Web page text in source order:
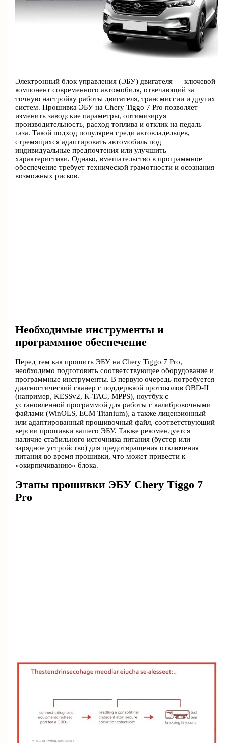
Электронный блок управления (ЭБУ) двигателя — ключевой
компонент современного автомобиля, отвечающий за
точную настройку работы двигателя, трансмиссии и других
систем. Прошивка ЭБУ на Chery Tiggo 7 Pro позволяет
изменить заводские параметры, оптимизируя
производительность, расход топлива и отклик на педаль
газа. Такой подход популярен среди автовладельцев,
стремящихся адаптировать автомобиль под
индивидуальные предпочтения или улучшить
характеристики. Однако, вмешательство в программное
обеспечение требует технической грамотности и осознания
возможных рисков.
Необходимые инструменты и
программное обеспечение
Перед тем как прошить ЭБУ на Chery Tiggo 7 Pro,
необходимо подготовить соответствующее оборудование и
программные инструменты. В первую очередь потребуется
диагностический сканер с поддержкой протоколов OBD-II
(например, KESSv2, K-TAG, MPPS), ноутбук с
установленной программой для работы с калибровочными
файлами (WinOLS, ECM Titanium), а также лицензионный
или адаптированный прошивочный файл, соответствующий
версии прошивки вашего ЭБУ. Также рекомендуется
наличие стабильного источника питания (бустер или
зарядное устройство) для предотвращения отключения
питания во время прошивки, что может привести к
«окирпичиванию» блока.
Этапы прошивки ЭБУ Chery Tiggo 7
Pro